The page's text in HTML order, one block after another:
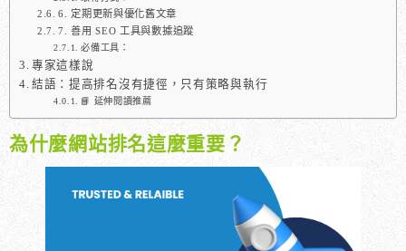
6. 定期更新與優化舊文章
7. 善用 SEO 工具與數據追蹤
必備工具：
專家這樣說
結語：提高排名沒有捷徑，只有策略與執行
📘 延伸閱讀推薦
為什麼網站排名這麼重要？